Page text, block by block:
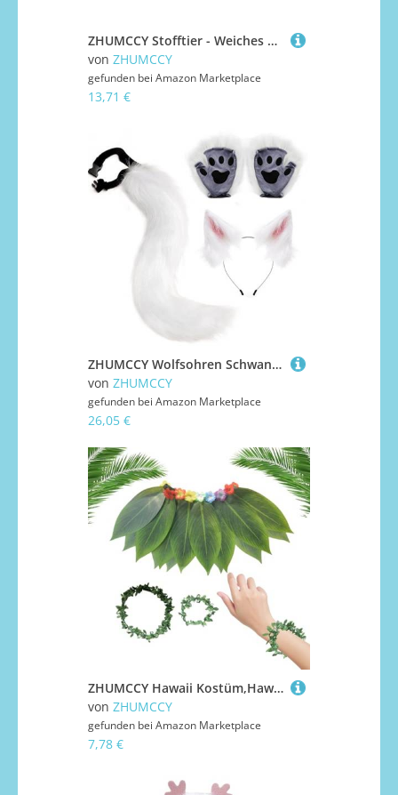
ZHUMCCY Stofftier - Weiches Kuscheltier Grusel Fledermäuse - Gespenstische Puppe Sammlerdekoration Für Geburtstag Weihnachten Ostern Kinder
von ZHUMCCY
gefunden bei Amazon Marketplace
13,71 €
ZHUMCCY Wolfsohren Schwanz Und Handschuhe Set - Schwanz Mit Klemme Ohrspangen Und Handschuhe Aus Kunstfell | Einfach Anzuziehendes Cosplay Für Bühne Karneval Anime-Cosplay
von ZHUMCCY
gefunden bei Amazon Marketplace
26,05 €
ZHUMCCY Hawaii Kostüm,Hawaii Gras Armbänder - Leichtes Atmungsaktives Tropenkleid Mit Realistischem Blattdesign Stirnband Für Familienfeiern Geburtstag Hochzeit Poolparty
von ZHUMCCY
gefunden bei Amazon Marketplace
7,78 €